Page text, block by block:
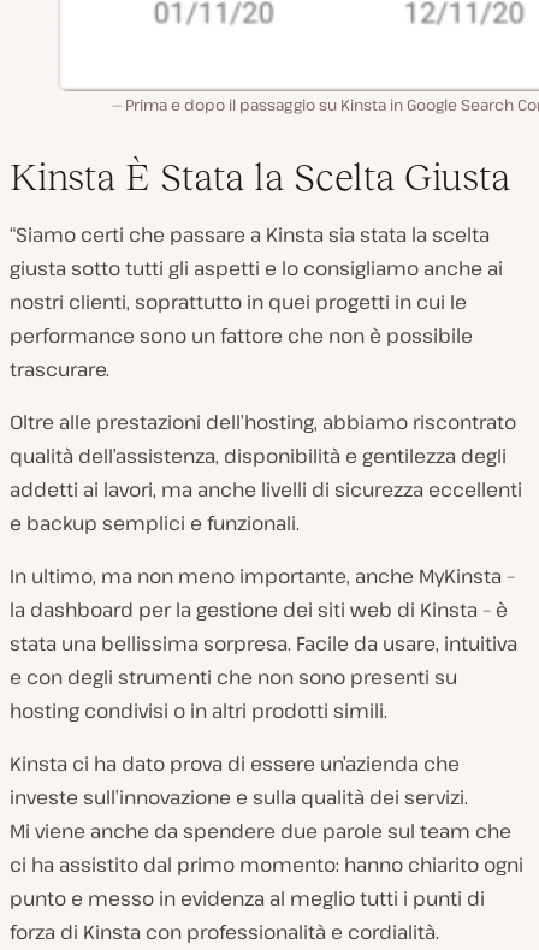
Prima e dopo il passaggio su Kinsta in Google Search
Kinsta È Stata la Scelta Giusta
“Siamo certi che passare a Kinsta sia stata la scelta
giusta sotto tutti gli aspetti e lo consigliamo anche ai
nostri clienti, soprattutto in quei progetti in cui le
performance sono un fattore che non è possibile
trascurare.
Oltre alle prestazioni dell’hosting, abbiamo riscontrato
qualità dell’assistenza, disponibilità e gentilezza degli
addetti ai lavori, ma anche livelli di sicurezza eccellenti
e backup semplici e funzionali.
In ultimo, ma non meno importante, anche MyKinsta –
la dashboard per la gestione dei siti web di Kinsta – è
stata una bellissima sorpresa. Facile da usare, intuitiva
e con degli strumenti che non sono presenti su
hosting condivisi o in altri prodotti simili.
Kinsta ci ha dato prova di essere un’azienda che
investe sull’innovazione e sulla qualità dei servizi.
Mi viene anche da spendere due parole sul team che
ci ha assistito dal primo momento: hanno chiarito ogni
punto e messo in evidenza al meglio tutti i punti di
forza di Kinsta con professionalità e cordialità.